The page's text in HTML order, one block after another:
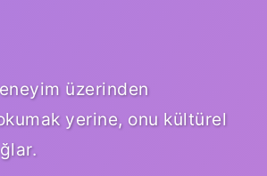
üzerinden
yerine, onu kültürel